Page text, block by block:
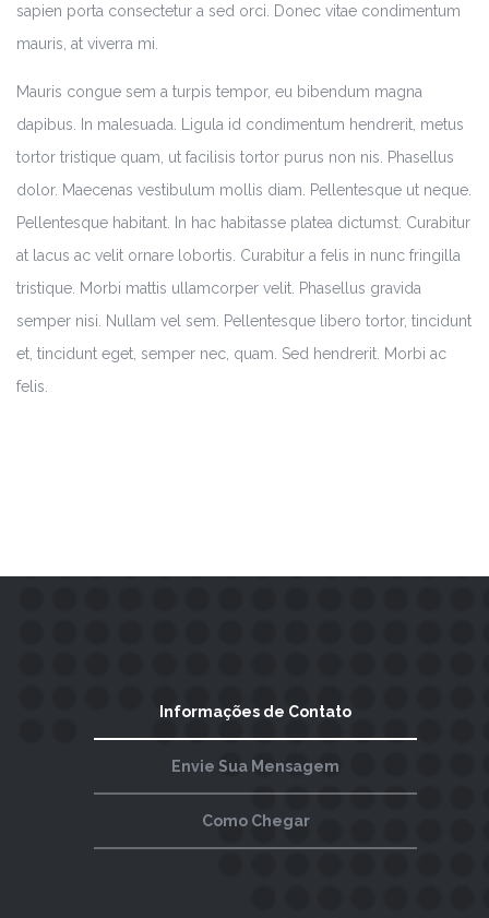
sapien porta consectetur a sed orci. Donec vitae condimentum
mauris, at viverra mi.
Mauris congue sem a turpis tempor, eu bibendum magna
dapibus. In malesuada. Ligula id condimentum hendrerit, metus
tortor tristique quam, ut facilisis tortor purus non nis. Phasellus
dolor. Maecenas vestibulum mollis diam. Pellentesque ut neque.
Pellentesque habitant. In hac habitasse platea dictumst. Curabitur
at lacus ac velit ornare lobortis. Curabitur a felis in nunc fringilla
tristique. Morbi mattis ullamcorper velit. Phasellus gravida
semper nisi. Nullam vel sem. Pellentesque libero tortor, tincidunt
et, tincidunt eget, semper nec, quam. Sed hendrerit. Morbi ac
felis.
Informações de Contato
Envie Sua Mensagem
Como Chegar